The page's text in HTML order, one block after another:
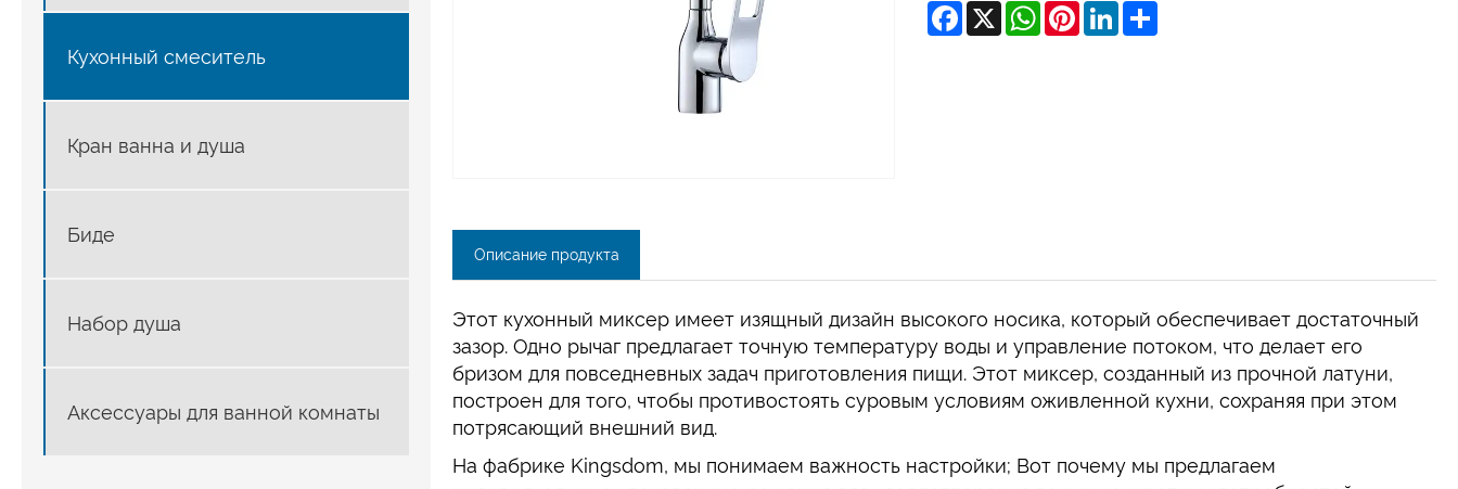
Кухонный смеситель
Кран ванна и душа
Биде
Набор душа
Аксессуары для ванной комнаты
Facebook
X WhatsAppPinterestLinkedInShare
Описание продукта
Этот кухонный миксер имеет изящный дизайн высокого носика, который обеспечивает достаточный
зазор. Одно рычаг предлагает точную температуру воды и управление потоком, что делает его
бризом для повседневных задач приготовления пищи. Этот миксер, созданный из прочной латуни,
построен для того, чтобы противостоять суровым условиям оживленной кухни, сохраняя при этом
потрясающий внешний вид.
На фабрике Kingsdom, мы понимаем важность настройки; Вот почему мы предлагаем